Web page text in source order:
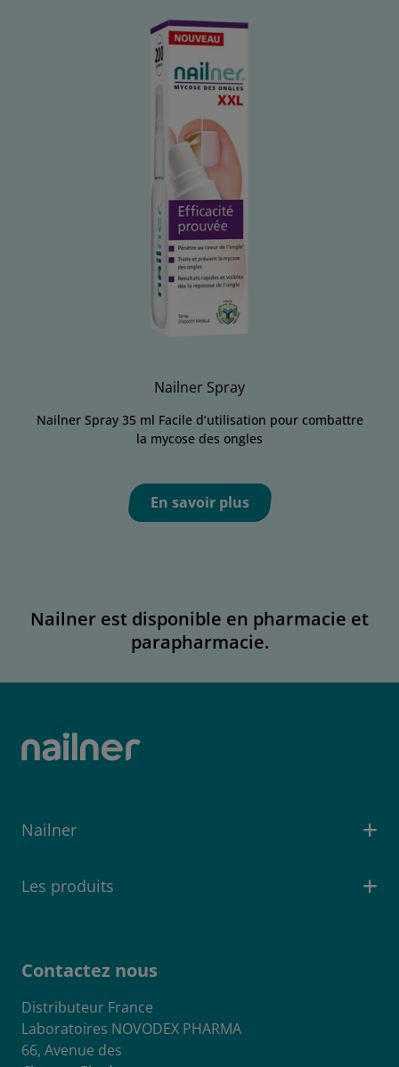
Nailner Spray
Nailner Spray 35 ml Facile d’utilisation pour combattre
la mycose des ongles
En savoir plus
Nailner est disponible en pharmacie et
parapharmacie.
Nailner
Les produits
Contactez nous
Distributeur France
Laboratoires NOVODEX PHARMA
66, Avenue des